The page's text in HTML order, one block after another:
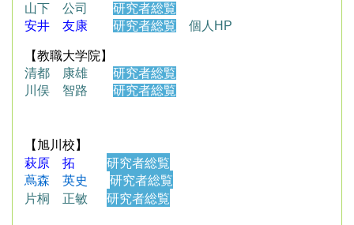
山下 公司
研究者総覧
安井 友康
研究者総覧 個人HP
【教職大学院】
清都 康雄
研究者総覧
川俣 智路 研究者総覧
【旭川校】
萩原 拓 研究者総覧
蔦森 英史
研究者総覧
片桐 正敏
研究者総覧